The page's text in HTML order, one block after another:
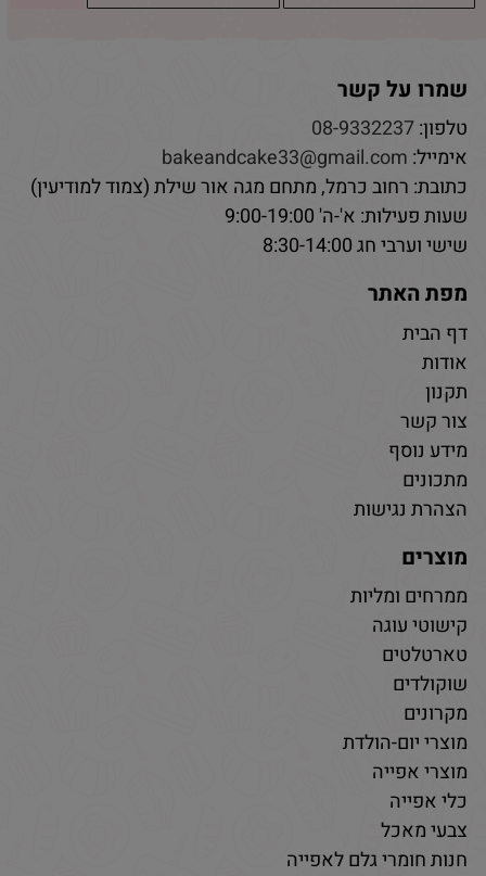
שמרו על קשר
טלפון:08-9332237
אימייל: bakeandcake33@gmail.com
כתובת: רחוב כרמל, מתחם מגה אור שילת (צמוד למודיעין)
שעות פעילות: א'-ה' 9:00-19:00
שישי וערבי חג 8:30-14:00
מפת האתר
דף הבית
אודות
תקנון
צור קשר
מידע נוסף
מתכונים
הצהרת נגישות
מוצרים
ממרחים ומליות
קישוטי עוגה
טארטלטים
שוקולדים
מקרונים
מוצרי יום-הולדת
מוצרי אפייה
כלי אפייה
צבעי מאכל
חנות חומרי גלם לאפייה